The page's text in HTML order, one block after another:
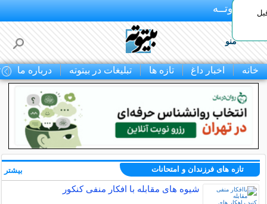
بـیتوتــه
منو
خانه اخبار داغ تازه ها تبلیغات در بیتوته درباره ما
تازه های فرزندان و امتحانات
شیوه های مقابله با افکار منفی کنکور
بیشتر